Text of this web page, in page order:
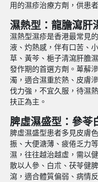
用的濕疹治療方劑，供患
濕熱型：龍膽瀉肝
濕熱型濕疹是香港最常見
液、灼熱感，伴有口苦、
草、黃芩、梔子清瀉肝膽
發作期的首選方劑。萆薢
濁，適合濕重於熱、皮膚
伐力強，不宜久服，待濕
扶正為主。
脾虛濕盛型：參苓
脾虛濕盛型患者多見皮膚
振、大便溏薄、疲倦乏力
濕，往往越治越虛，需以
散以人參、白朮、茯苓健
瀉，適合體質偏弱、病情